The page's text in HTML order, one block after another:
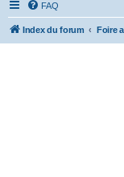
FAQ
Index du forum Foire